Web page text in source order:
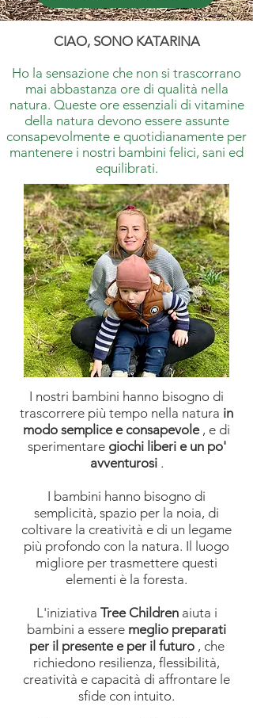
CIAO, SONO KATARINA
Ho la sensazione che non si trascorrano
mai abbastanza ore di qualità nella
natura. Queste ore essenziali di vitamine
della natura devono essere assunte
consapevolmente e quotidianamente per
mantenere i nostri bambini felici, sani ed
equilibrati.
I nostri bambini hanno bisogno di
trascorrere più tempo nella natura in
modo semplice e consapevole, e di
sperimentare giochi liberi e un po'
avventurosi.
I bambini hanno bisogno di
semplicità, spazio per la noia, di
coltivare la creatività e di un legame
più profondo con la natura. Il luogo
migliore per trasmettere questi
elementi è la foresta.
L'iniziativa Tree Childrenaiuta i
bambini a essere meglio preparati
per il presente e per il futuro, che
richiedono resilienza, flessibilità,
creatività e capacità di affrontare le
sfide con intuito.